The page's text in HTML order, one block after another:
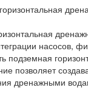
насосов,
подземная
позволяет
дренажными